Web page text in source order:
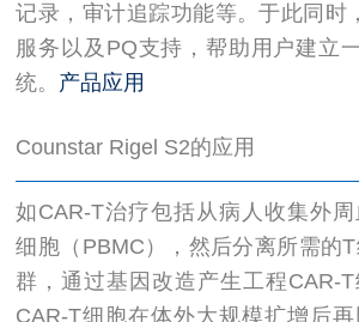
记录，审计追踪功能等。于此同时
服务以及PQ支持，帮助用户建立
统。 产品应用
Counstar Rigel S2的应用
如CAR-T治疗包括从病人收集外
细胞（PBMC），然后分离所需的T
群，通过基因改造产生工程CAR-T
CAR-T细胞在体外大规模扩增后再